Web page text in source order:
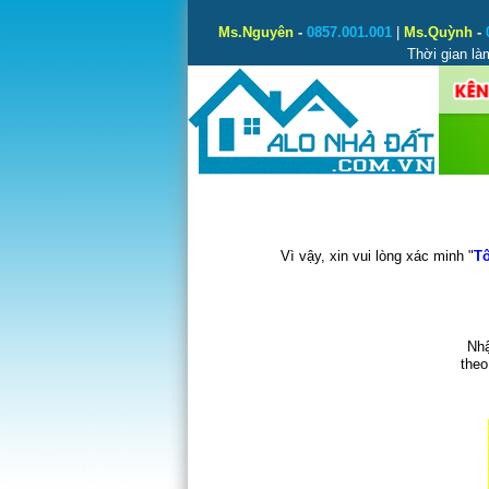
Ms.Nguyên- 0857.001.001| Ms.Quỳnh-
Thời gian
Vì vậy, xin vui lòng xác minh "